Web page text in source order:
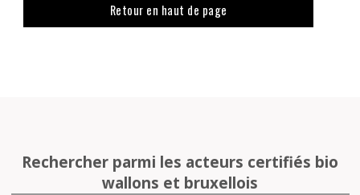
Retour en haut de page
Rechercher parmi les acteurs certifiés bio
wallons et bruxellois